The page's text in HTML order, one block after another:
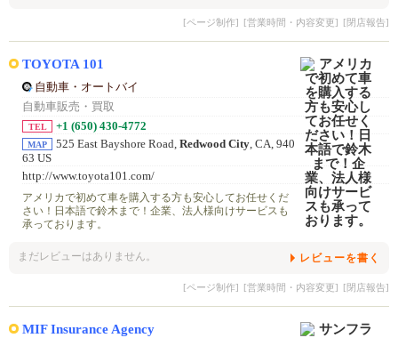
[ページ制作] [営業時間・内容変更] [閉店報告]
TOYOTA 101
自動車・オートバイ
自動車販売・買取
TEL +1 (650) 430-4772
MAP 525 East Bayshore Road, Redwood City , CA, 940
63 US
http://www.toyota101.com/
アメリカで初めて車を購入する方も安心してお任せくだ
さい！日本語で鈴木まで！企業、法人様向けサービスも
承っております。
まだレビューはありません。 レビューを書く
[ページ制作] [営業時間・内容変更] [閉店報告]
MIF Insurance Agency